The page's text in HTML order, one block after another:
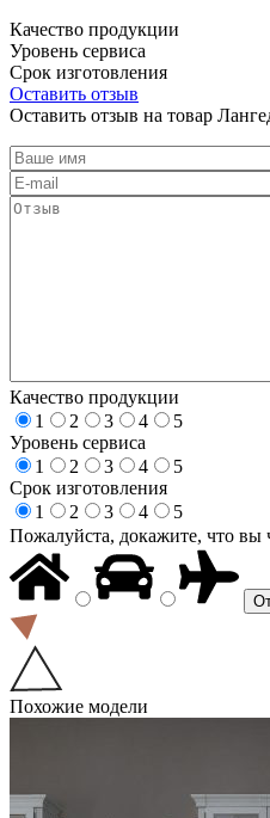
Качество продукции
Уровень сервиса
Срок изготовления
Оставить отзыв
Оставить отзыв на товар
Качество продукции
1
2 3 4
5
Уровень сервиса
1
2 3 4
5
Срок изготовления
1
2 3 4
5
Пожалуйста, докажите, что вы
Похожие модели